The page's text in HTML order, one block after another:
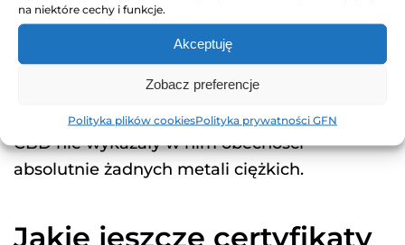
na niektóre cechy i funkcje.
Akceptuję
Zobacz preferencje
Polityka plików cookiesPolityka prywatności GFN
gwarancję dla naszych klientów. I owszem –
zamierzamy się nim chwalić! Laboratorium
Cannalabs by EkotechLab potwierdziło, że
skład produktów GoldenFox jest zgodny z
tym, co deklarujemy. Ponadto badania olejku
CBD nie wykazały w nim obecności
absolutnie żadnych metali ciężkich.
Jakie jeszcze certyfikaty